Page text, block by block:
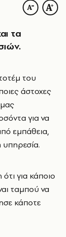
τα
του
άστοχες
για να
εμπάθεια,
υπηρεσία.
για κάποιο
ταμπού να
κάποτε